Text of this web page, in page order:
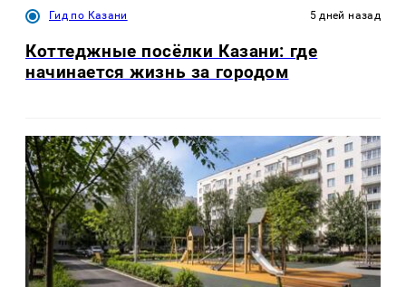
Гид по Казани 5 дней назад
Коттеджные посёлки Казани: где
начинается жизнь за городом